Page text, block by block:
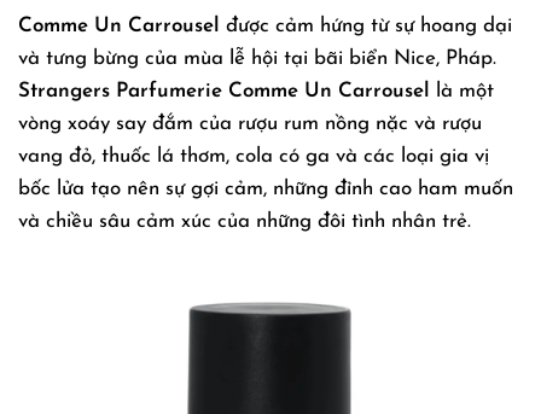
Comme Un Carrousel được cảm hứng từ sự hoang dại
và tưng bừng của mùa lễ hội tại bãi biển Nice, Pháp.
Strangers Parfumerie Comme Un Carrousel
là một
vòng xoáy say đắm của rượu rum nồng nặc và rượu
vang đỏ, thuốc lá thơm, cola có ga và các loại gia vị
bốc lửa tạo nên sự gợi cảm, những đỉnh cao ham muốn
và chiều sâu cảm xúc của những đôi tình nhân trẻ.